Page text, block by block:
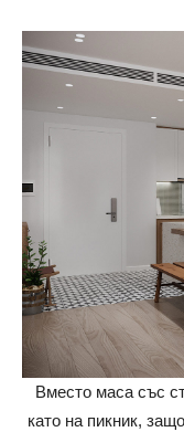
Вместо маса със
като на пикник,